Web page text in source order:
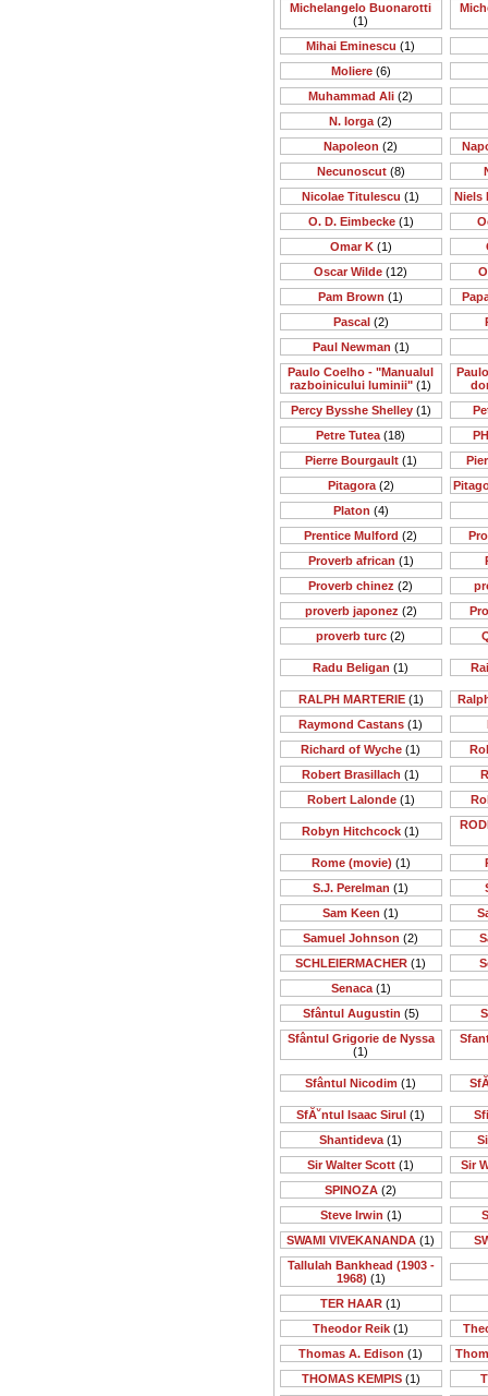
Michelangelo Buonarotti
(1)
Mihai Eminescu (1)
Moliere(6)
Muhammad Ali (2)
N. Iorga (2)
Napoleon (2)
Necunoscut(8)
Nicolae Titulescu (1)
Niels
O. D. Eimbecke(1)
Omar K(1)
Oscar Wilde (12)
Pam Brown (1)
Pascal(2)
Paul Newman (1)
Paulo Coelho - "Manualul
razboinicului luminii" (1)
Percy Bysshe Shelley(1)
Petre Tutea (18)
Pierre Bourgault(1)
Pitagora(2)
Platon (4)
Prentice Mulford (2)
Proverb african (1)
Proverb chinez (2)
proverb japonez (2)
proverb turc (2)
Radu Beligan (1)
RALPH MARTERIE(1)
Raymond Castans (1)
Richard of Wyche (1)
Robert Brasillach (1)
Robert Lalonde(1)
Robyn Hitchcock (1)
Rome (movie) (1)
S.J. Perelman (1)
Sam Keen (1)
Samuel Johnson (2)
SCHLEIERMACHER (1)
Senaca(1)
Sfântul Augustin (5)
Sfântul Grigorie de Nyssa
(1)
Sfântul Nicodim (1)
SfĂ˘ntul Isaac Sirul (1)
Shantideva (1)
Sir Walter Scott (1)
Sir
SPINOZA (2)
Steve Irwin (1)
SWAMI VIVEKANANDA (1)
Tallulah Bankhead (1903 -
1968) (1)
TER HAAR (1)
Theodor Reik (1)
Thomas A. Edison (1)
THOMAS KEMPIS(1)